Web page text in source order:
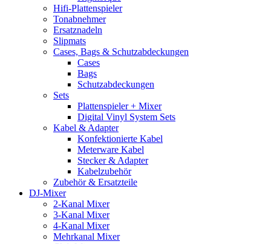
Hifi-Plattenspieler
Tonabnehmer
Ersatznadeln
Slipmats
Cases, Bags & Schutzabdeckungen
Cases
Bags
Schutzabdeckungen
Sets
Plattenspieler + Mixer
Digital Vinyl System Sets
Kabel & Adapter
Konfektionierte Kabel
Meterware Kabel
Stecker & Adapter
Kabelzubehör
Zubehör & Ersatzteile
DJ-Mixer
2-Kanal Mixer
3-Kanal Mixer
4-Kanal Mixer
Mehrkanal Mixer